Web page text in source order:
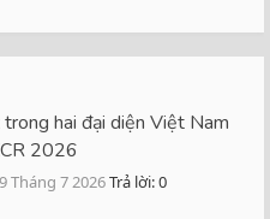
hai đại diện Việt Nam
2026
Tháng 7 2026Trả lời: 0